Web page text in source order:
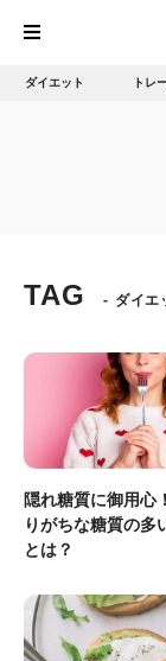
ダイエット トレ
TAG ダイエ
隠れ糖質に御用心
りがちな糖質の多
とは？